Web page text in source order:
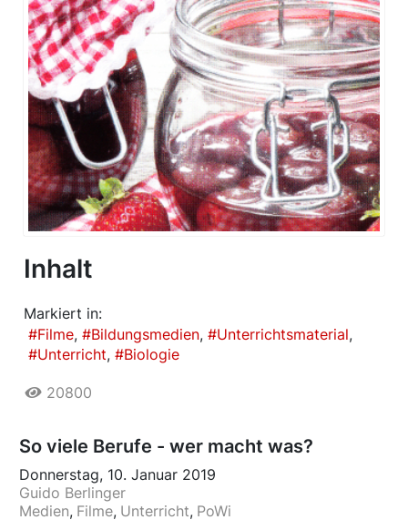
Inhalt
Markiert in:
Filme
Bildungsmedien
Unterrichtsmaterial
Unterricht
Biologie
20800
So viele Berufe - wer macht was?
Donnerstag, 10. Januar 2019
Guido Berlinger
Medien Filme Unterricht PoWi